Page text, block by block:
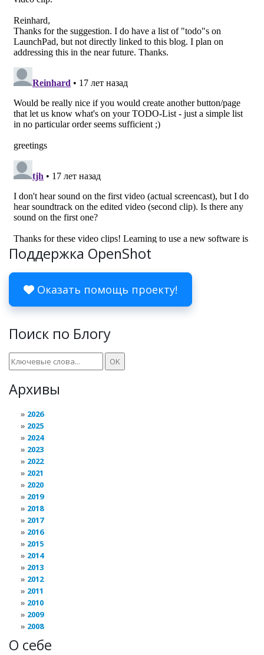
Поддержка OpenShot
Оказать помощь проекту!
Поиск по Блогу
Архивы
2026
2025
2024
2023
2022
2021
2020
2019
2018
2017
2016
2015
2014
2013
2012
2011
2010
2009
2008
О себе